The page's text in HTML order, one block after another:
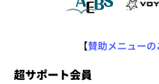
【賛助メニュー
超サポート会員